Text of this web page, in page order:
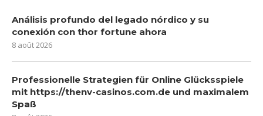
Análisis profundo del legado nórdico y su
conexión con thor fortune ahora
8 août 2026
Professionelle Strategien für Online Glücksspiele
mit https://thenv-casinos.com.de und maximalem
Spaß